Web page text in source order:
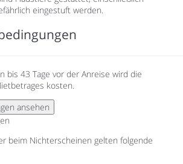
eingestuft werden.
bis 43 Tage vor der Anreise wird die
kosten.
ansehen
beim Nichterscheinen gelten folgende